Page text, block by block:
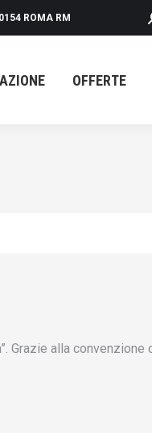
ROMA RM
OFFERTE
alla convenzione